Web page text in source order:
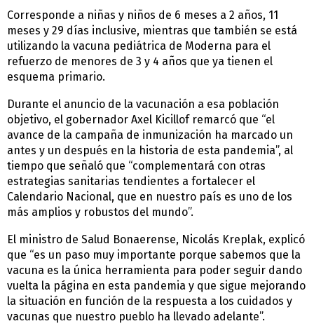
Corresponde a niñas y niños de 6 meses a 2 años, 11
meses y 29 días inclusive, mientras que también se está
utilizando la vacuna pediátrica de Moderna para el
refuerzo de menores de 3 y 4 años que ya tienen el
esquema primario.
Durante el anuncio de la vacunación a esa población
objetivo, el gobernador Axel Kicillof remarcó que “el
avance de la campaña de inmunización ha marcado un
antes y un después en la historia de esta pandemia”, al
tiempo que señaló que “complementará con otras
estrategias sanitarias tendientes a fortalecer el
Calendario Nacional, que en nuestro país es uno de los
más amplios y robustos del mundo”.
El ministro de Salud Bonaerense, Nicolás Kreplak, explicó
que “es un paso muy importante porque sabemos que la
vacuna es la única herramienta para poder seguir dando
vuelta la página en esta pandemia y que sigue mejorando
la situación en función de la respuesta a los cuidados y
vacunas que nuestro pueblo ha llevado adelante”.